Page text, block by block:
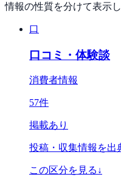
情報の性質を分けて表示
口
口コミ・体験談
消費者情報
57件
掲載あり
投稿・収集情報を出
この区分を見る ↓